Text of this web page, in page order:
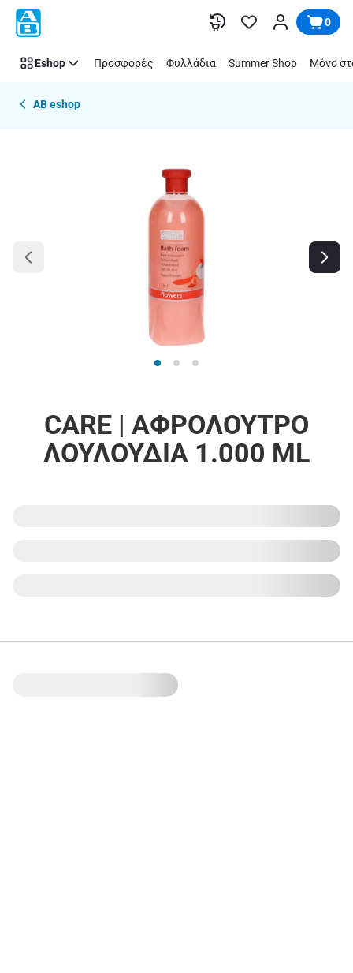
Παράλειψη 0
Eshop Προσφορές Φυλλάδια Summer Shop Μόνο
AB eshop
CARE | ΑΦΡΟΛΟΥΤΡΟ
ΛΟΥΛΟΥΔΙΑ 1.000 ML